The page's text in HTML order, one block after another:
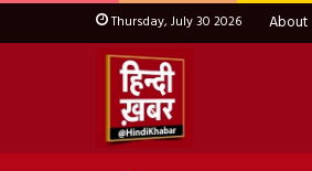
Thursday, July 30 2026 About